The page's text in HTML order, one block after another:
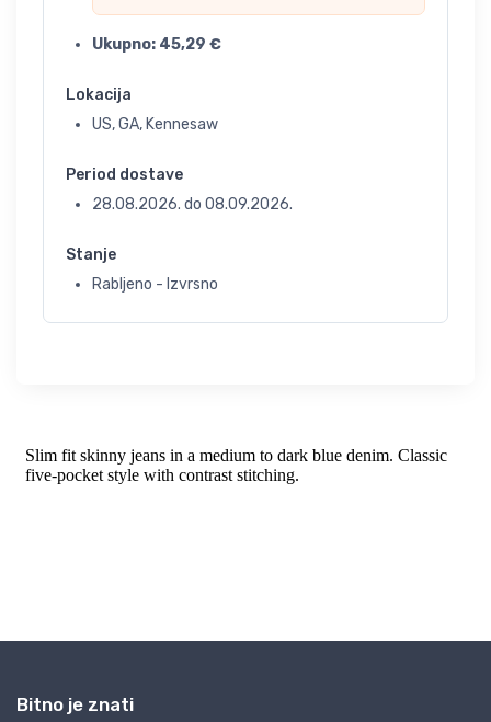
Ukupno: 45,29 €
Lokacija
US, GA, Kennesaw
Period dostave
28.08.2026. do 08.09.2026.
Stanje
Rabljeno - Izvrsno
Bitno je znati